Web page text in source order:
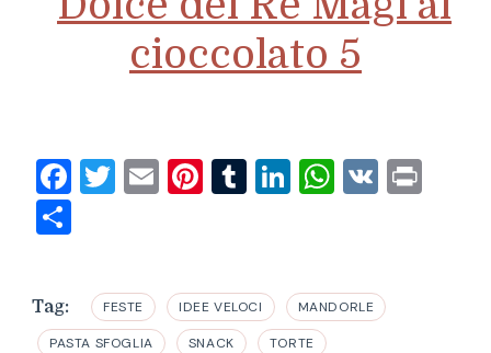
Facebook
Twitter
EmailPinterest
Tumblr
LinkedIn
VK
Tag: FESTE IDEE VELOCI MANDORLE
PASTA SFOGLIA SNACK TORTE